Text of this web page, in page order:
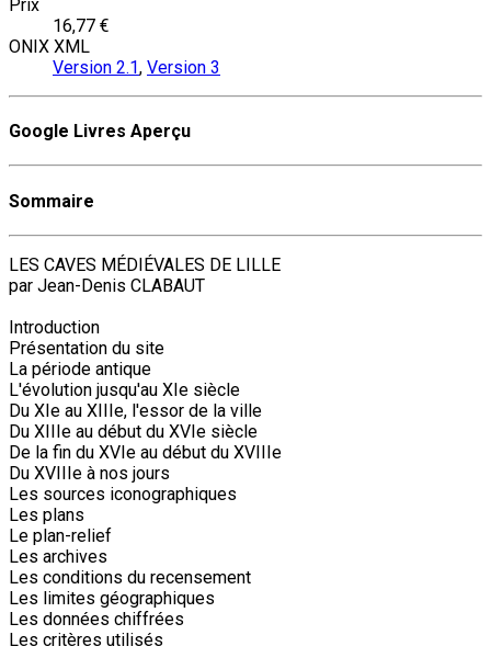
Prix
16,77 €
ONIX XML
Version 2.1, Version 3
Google Livres Aperçu
Sommaire
LES CAVES MÉDIÉVALES DE LILLE
par Jean-Denis CLABAUT
Introduction
Présentation du site
La période antique
L'évolution jusqu'au XIe siècle
Du XIe au XIIIe, l'essor de la ville
Du XIIIe au début du XVIe siècle
De la fin du XVIe au début du XVIIIe
Du XVIIIe à nos jours
Les sources iconographiques
Les plans
Le plan-relief
Les archives
Les conditions du recensement
Les limites géographiques
Les données chiffrées
Les critères utilisés